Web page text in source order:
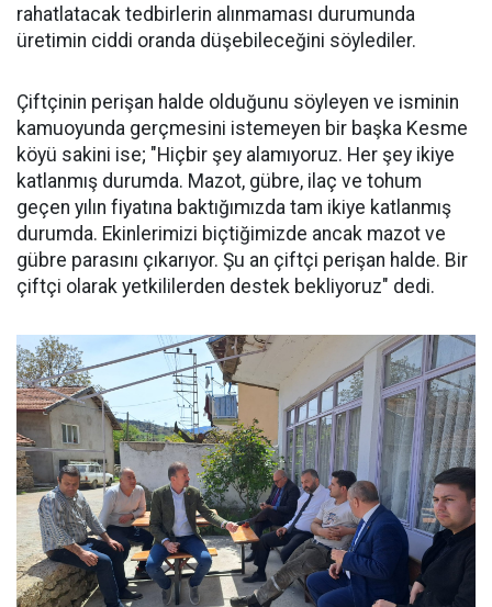
rahatlatacak tedbirlerin alınmaması durumunda
üretimin ciddi oranda düşebileceğini söylediler.
Çiftçinin perişan halde olduğunu söyleyen ve isminin
kamuoyunda gerçmesini istemeyen bir başka Kesme
köyü sakini ise; "Hiçbir şey alamıyoruz. Her şey ikiye
katlanmış durumda. Mazot, gübre, ilaç ve tohum
geçen yılın fiyatına baktığımızda tam ikiye katlanmış
durumda. Ekinlerimizi biçtiğimizde ancak mazot ve
gübre parasını çıkarıyor. Şu an çiftçi perişan halde. Bir
çiftçi olarak yetkililerden destek bekliyoruz" dedi.